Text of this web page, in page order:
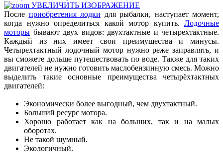
УВЕЛИЧИТЬ ИЗОБРАЖЕНИЕ
После приобретения лодки для рыбалки, наступает момент,
когда нужно определиться какой мотор купить. Лодочные
моторы бывают двух видов: двухтактные и четырехтактные.
Каждый из них имеет свои преимущества и минусы.
Четырехтактный лодочный мотор нужно реже заправлять, и
вы сможете дольше путешествовать по воде. Также для таких
двигателей не нужно готовить маслобензинную смесь. Можно
выделить такие основные преимущества четырёхтактных
двигателей:
Экономически более выгодный, чем двухтактный.
Больший ресурс мотора.
Хорошо работает как на больших, так и на малых
оборотах.
Не такой шумный.
Экологичный.